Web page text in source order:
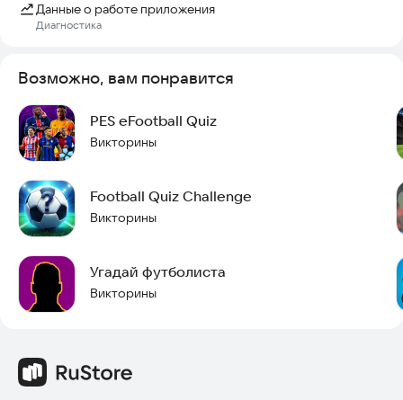
◉ Несколько уровней сложности
◉ Режим викторины с ограничением по времени для
дополнительной сложности
◉ Чистый и простой в использовании интерфейс
◉ Идеально подходит для всех возрастов и уровней
мастерства
Викторина на английском языке!
или только начинаете играть, Football Genius Quiz — это ваш
шанс проверить свои навыки и узнать новые факты.
Загрузите сейчас и покажите миру свой футбольный IQ!
Данные о работе приложения
Диагностика
Возможно, вам понравится
PES eFootball Quiz
Викторины
Football Quiz Challenge
Викторины
Угадай футболиста
Викторины